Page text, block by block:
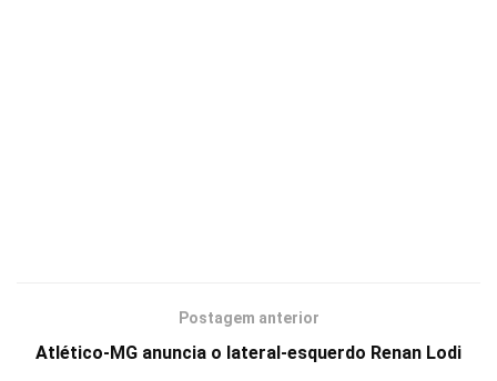
Postagem anterior
Atlético-MG anuncia o lateral-esquerdo Renan Lodi